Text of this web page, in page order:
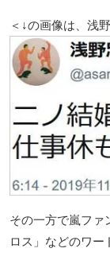
＜↓の画像は、浅
その一方で嵐ファ
ロス」などのワー